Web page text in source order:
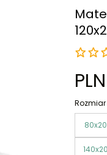
Zapomniałeś
Nie masz
Rozmiar